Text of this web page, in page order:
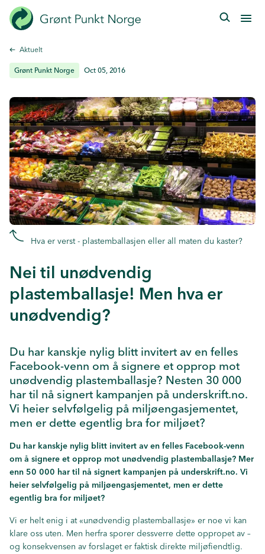
Hopp
til
Aktuelt
Grønt Punkt Norge Oct 05, 2016
Hva er verst - plastemballasjen eller all maten du kaster?
Nei til unødvendig
plastemballasje! Men hva er
unødvendig?
Du har kanskje nylig blitt invitert av en felles
Facebook-venn om å signere et opprop mot
unødvendig plastemballasje? Nesten 30 000
har til nå signert kampanjen på underskrift.no.
Vi heier selvfølgelig på miljøengasjementet,
men er dette egentlig bra for miljøet?
Du har kanskje nylig blitt invitert av en felles Facebook-venn
om å signere et opprop mot unødvendig plastemballasje? Mer
enn 50 000 har til nå signert kampanjen på underskrift.no. Vi
heier selvfølgelig på miljøengasjementet, men er dette
egentlig bra for miljøet?
Vi er helt enig i at «unødvendig plastemballasje» er noe vi kan
klare oss uten. Men herfra sporer dessverre dette oppropet av –
og konsekvensen av forslaget er faktisk direkte miljøfiendtlig.